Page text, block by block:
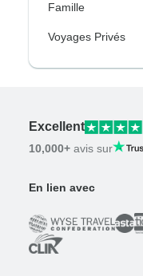
Famille
Voyages Privés
Excellent
10,000+ avis sur
En lien avec